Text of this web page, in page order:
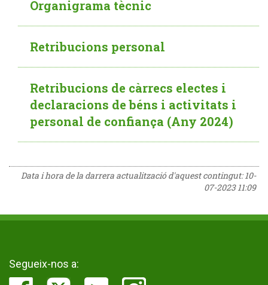
Organigrama tècnic
Retribucions personal
Retribucions de càrrecs electes i
declaracions de béns i activitats i
personal de confiança (Any 2024)
Data i hora de la darrera actualització d'aquest contingut:10-
07-2023 11:09
Segueix-nos a: